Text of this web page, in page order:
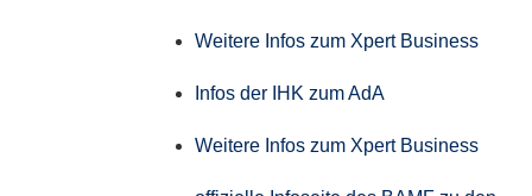
Weitere Infos zum Xpert Business
Infos der IHK zum AdA
Weitere Infos zum Xpert Business